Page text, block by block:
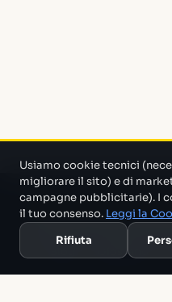
Un progetto di Marco Monty
che cerca in mezzo al
Glossario
Usiamo cookie tecnici
migliorare il sito) e di
campagne pubblicitarie). I
il tuo consenso. Leggi la
Rifiuta